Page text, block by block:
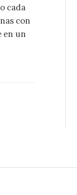
cada
con
en un